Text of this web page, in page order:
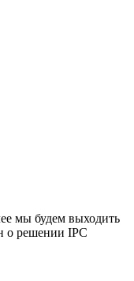
мы будем выходить
о решении IPC